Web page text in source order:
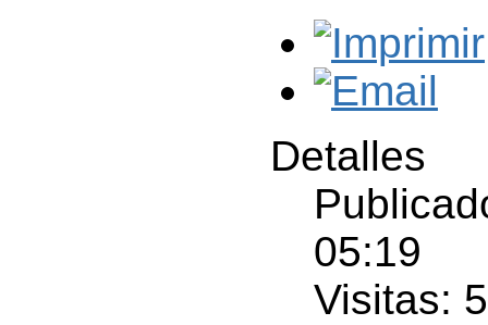
Detalles
05:19
Visitas: